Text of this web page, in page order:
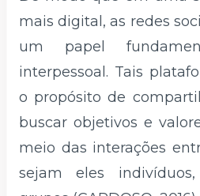
mais digital, as redes
um papel
interpessoal. Tais
o propósito de
buscar objetivos e
meio das interações
sejam eles